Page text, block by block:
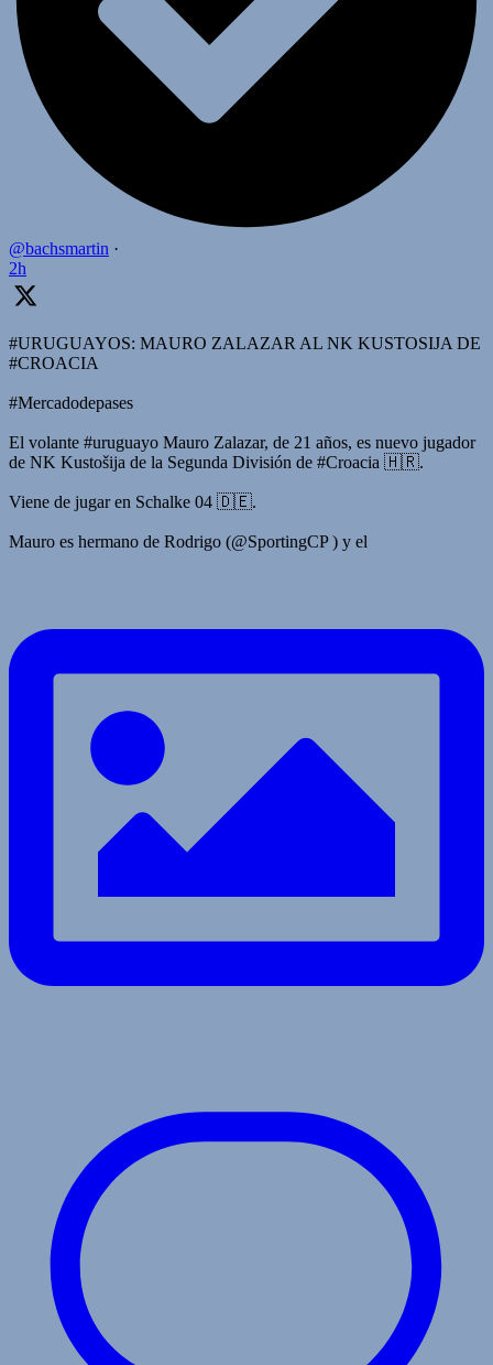
@bachsmartin ·
2h
#URUGUAYOS: MAURO ZALAZAR AL NK KUSTOSIJA DE
#CROACIA
#Mercadodepases
El volante #uruguayo Mauro Zalazar, de 21 años, es nuevo jugador
de NK Kustošija de la Segunda División de #Croacia 🇭🇷.
Viene de jugar en Schalke 04 🇩🇪.
Mauro es hermano de Rodrigo (@SportingCP ) y el